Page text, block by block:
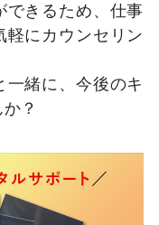
できるため、仕事
軽にカウンセリン
緒に、今後のキ
？